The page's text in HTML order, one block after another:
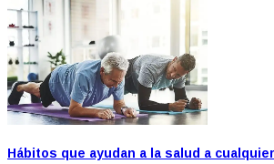
Hábitos que ayudan a la salud a